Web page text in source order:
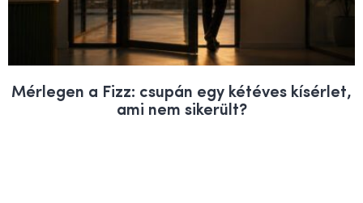
Mérlegen a Fizz: csupán egy kétéves kísérlet,
ami nem sikerült?